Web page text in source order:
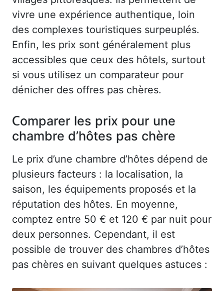
vivre une expérience authentique, loin
des complexes touristiques surpeuplés.
Enfin, les prix sont généralement plus
accessibles que ceux des hôtels, surtout
si vous utilisez un comparateur pour
dénicher des offres pas chères.
Comparer les prix pour une
chambre d’hôtes pas chère
Le prix d’une chambre d’hôtes dépend de
plusieurs facteurs : la localisation, la
saison, les équipements proposés et la
réputation des hôtes. En moyenne,
comptez entre 50 € et 120 € par nuit pour
deux personnes. Cependant, il est
possible de trouver des chambres d’hôtes
pas chères en suivant quelques astuces :